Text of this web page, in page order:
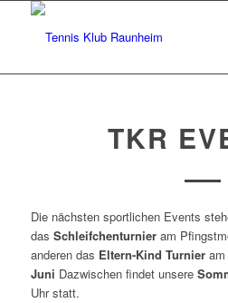
TKR
Die nächsten sportlichen Events
das Schleifchenturnieram
anderen das Eltern-Kind Turnieram
Juni Dazwischen findet unsere
Uhr statt.